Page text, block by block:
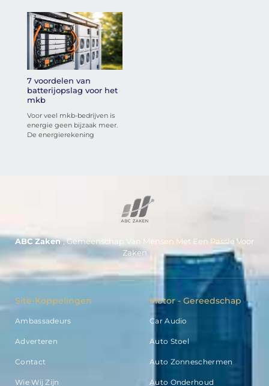
7 voordelen van
batterijopslag voor het
mkb
Voor veel mkb-bedrijven is
energie geen bijzaak meer.
De energierekening
ABC Zaken, Gemeenschap Van Mensen Met Een Passie Voor
Zaken
Site-Koppelingen
Ambassadeurs
Adverteren
Contact
Wie Wij Zijn
Motor - Gereedschap
Car Audio
Auto Stoel
Auto Zonneschermen
Auto Onderhoud